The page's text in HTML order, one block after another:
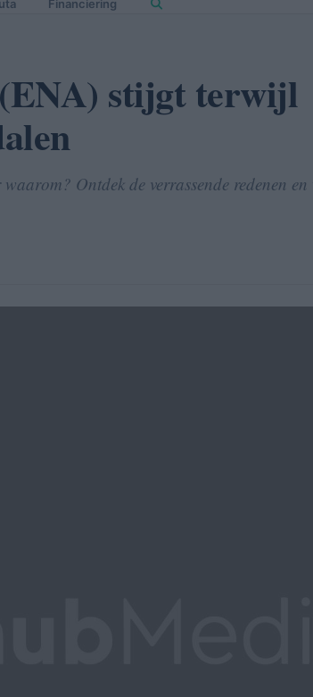
Financiering
stijgt terwijl
Ontdek de verrassende redenen